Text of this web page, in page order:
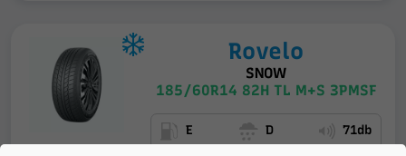
Rovelo
SNOW
185/60R14 82H TL M+S 3PMSF
E D 71db